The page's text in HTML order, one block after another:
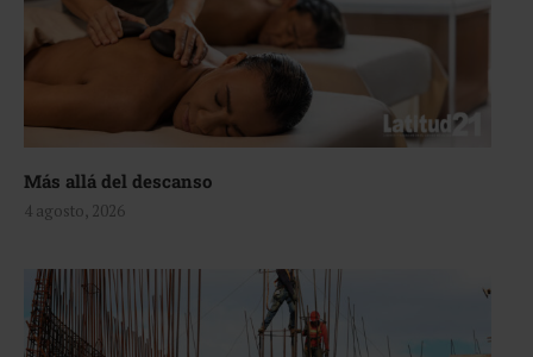
Más allá del descanso
4 agosto, 2026